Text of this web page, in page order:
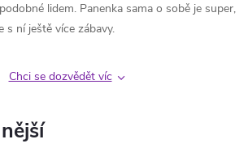
podobné lidem. Panenka sama o sobě je super,
s ní ještě více zábavy.
Chci se dozvědět víc